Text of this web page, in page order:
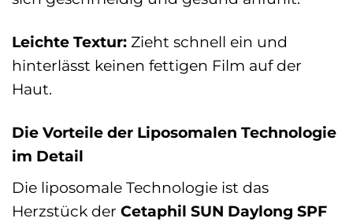
Leichte Textur: Zieht schnell ein und
hinterlässt keinen fettigen Film auf der
Haut.
Die Vorteile der Liposomalen Technologie
im Detail
Die liposomale Technologie ist das
Herzstück der Cetaphil SUN Daylong SPF